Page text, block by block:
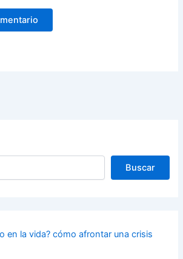
Buscar
en la vida? cómo afrontar una crisis